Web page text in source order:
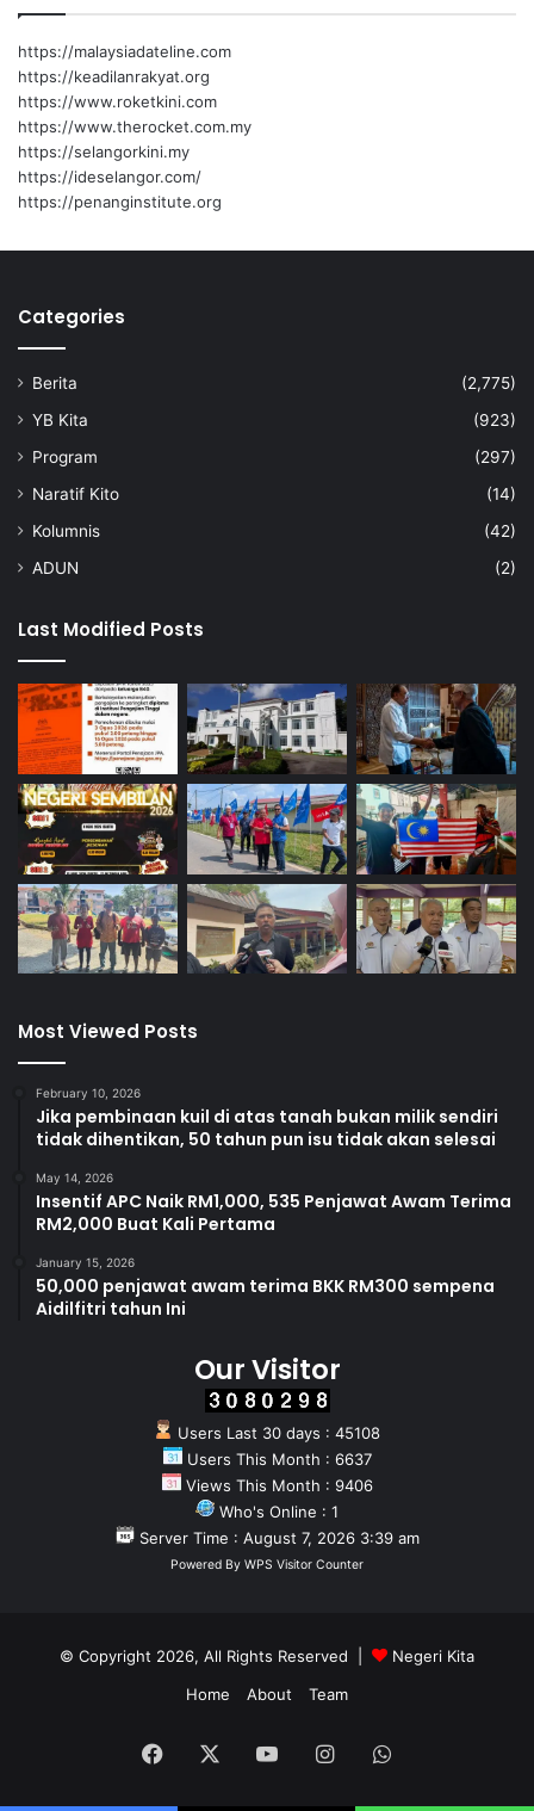
y
p
r
o
s
e
d
u
m
t
a
a
g
m
u
d
i
n
https://malaysiadateline.com
https://keadilanrakyat.org
https://www.roketkini.com
https://www.therocket.com.my
https://selangorkini.my
https://ideselangor.com/
https://penanginstitute.org
Categories
Berita
(2,775)
YB Kita
(923)
Program
(297)
Naratif Kito
(14)
Kolumnis
(42)
ADUN
(2)
Last Modified Posts
Most Viewed Posts
February 10, 2026
Jika pembinaan kuil di atas tanah bukan milik sendiri
tidak dihentikan, 50 tahun pun isu tidak akan selesai
May 14, 2026
Insentif APC Naik RM1,000, 535 Penjawat Awam Terima
RM2,000 Buat Kali Pertama
January 15, 2026
50,000 penjawat awam terima BKK RM300 sempena
Aidilfitri tahun Ini
Our Visitor
Users Last 30 days : 45108
Users This Month : 6637
Views This Month : 9406
Who's Online : 1
Server Time : August 7, 2026 3:39 am
Powered By WPS Visitor Counter
© Copyright 2026, All Rights Reserved |
Negeri Kita
Home
About Team
Facebook YouTubeInstagramWhatsApp